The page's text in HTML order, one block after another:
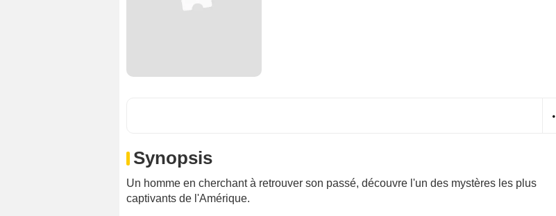
Synopsis
Un homme en cherchant à retrouver son passé, découvre l'un des mystères les plus
captivants de l'Amérique.